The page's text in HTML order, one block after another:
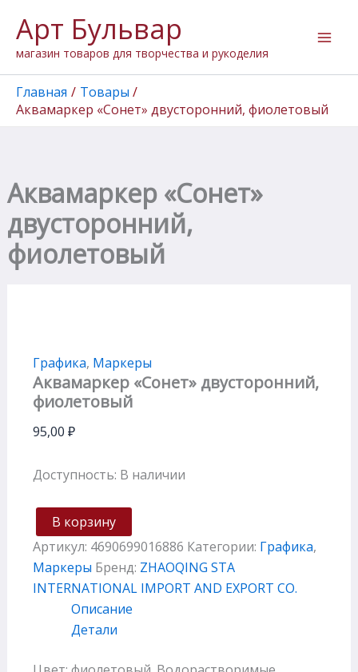
содержимому
Арт Бульвар
магазин товаров для творчества и рукоделия
Главная
Товары
Аквамаркер «Сонет» двусторонний, фиолетовый
Аквамаркер «Сонет»
двусторонний,
фиолетовый
Графика, Маркеры
Аквамаркер «Сонет» двусторонний,
фиолетовый
95,00 ₽
Доступность: В наличии
товара
Аквамаркер
"Сонет"
двусторонний,
фиолетовый
В корзину
Артикул: 4690699016886 Категории: Графика,
Маркеры Бренд: ZHAOQING STA
INTERNATIONAL IMPORT AND EXPORT CO.
Описание
Детали